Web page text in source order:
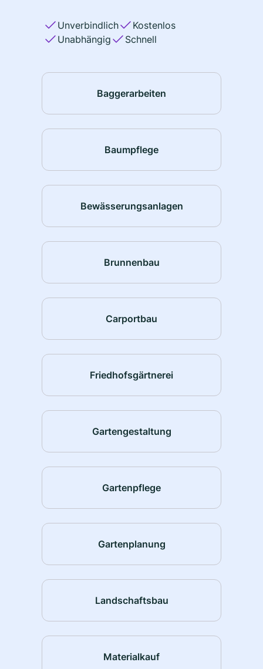
Unverbindlich
Kostenlos
Unabhängig
Schnell
Baggerarbeiten
Baumpflege
Bewässerungsanlagen
Brunnenbau
Carportbau
Friedhofsgärtnerei
Gartengestaltung
Gartenpflege
Gartenplanung
Landschaftsbau
Materialkauf